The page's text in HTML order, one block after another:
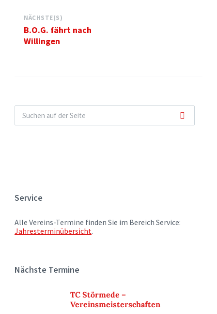
NÄCHSTE(S)
B.O.G. fährt nach
Willingen
Service
Alle Vereins-Termine finden Sie im Bereich Service:
Jahresterminübersicht.
Nächste Termine
TC Störmede –
Vereinsmeisterschaften